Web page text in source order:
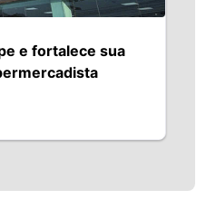
e fortalece sua